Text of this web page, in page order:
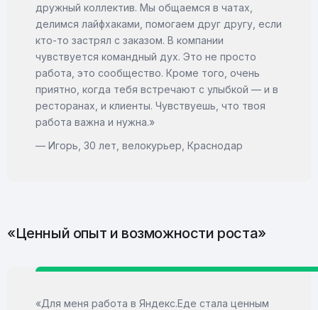
дружный коллектив. Мы общаемся в чатах,
делимся лайфхаками, помогаем друг другу, если
кто-то застрял с заказом. В компании
чувствуется командный дух. Это не просто
работа, это сообщество. Кроме того, очень
приятно, когда тебя встречают с улыбкой — и в
ресторанах, и клиенты. Чувствуешь, что твоя
работа важна и нужна.»
— Игорь, 30 лет, велокурьер, Краснодар
«Ценный опыт и возможности роста»
«Для меня работа в Яндекс.Еде стала ценным